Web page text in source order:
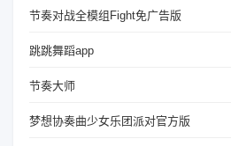
节奏对战全模组Fight免广告版
跳跳舞蹈app
节奏大师
梦想协奏曲少女乐团派对官方版